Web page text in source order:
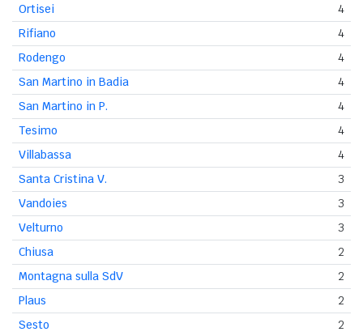
Ortisei
4
Rifiano
4
Rodengo
4
San Martino in Badia
4
San Martino in P.
4
Tesimo
4
Villabassa
4
Santa Cristina V.
3
Vandoies
3
Velturno
3
Chiusa
2
Montagna sulla SdV
2
Plaus
2
Sesto
2